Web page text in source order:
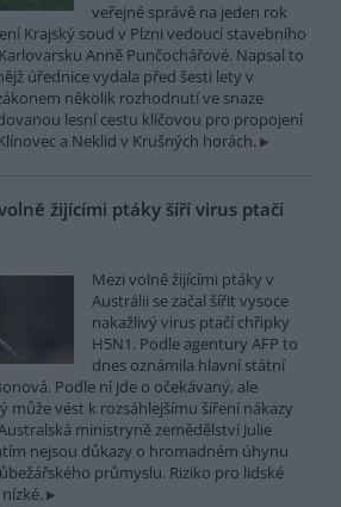
veřejné správě na jeden rok
Krajský soud v Plzni vedoucí stavebního
Anně Punčochářové. Napsal to
úřednice vydala před šesti lety v
několik rozhodnutí ve snaze
lesní cestu klíčovou pro propojení
a Neklid v Krušných horách.
žijícími ptáky šíří virus ptačí
Mezi volně žijícími ptáky v
Austrálii se začal šířit vysoce
nakažlivý virus ptačí chřipky
H5N1. Podle agentury AFP to
dnes oznámila hlavní státní
Podle ní jde o očekávaný, ale
může vést k rozsáhlejšímu šíření nákazy
ministryně zemědělství Julie
nejsou důkazy o hromadném úhynu
průmyslu. Riziko pro lidské